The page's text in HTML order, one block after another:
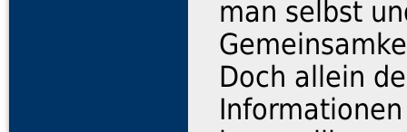
man selbst
Doch allein